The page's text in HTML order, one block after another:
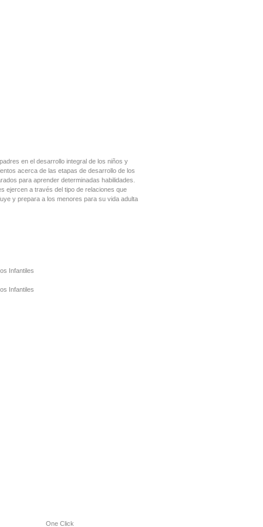
en el desarrollo integral de los niños y
acerca de las etapas de desarrollo de los
para aprender determinadas habilidades.
ejercen a través del tipo de relaciones que
y prepara a los menores para su vida adulta
Infantiles
Infantiles
One Click